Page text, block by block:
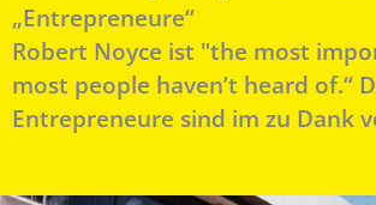
„Entrepreneure“
Robert Noyce ist "the most
most people haven’t heard of.“
Entrepreneure sind im zu Dank